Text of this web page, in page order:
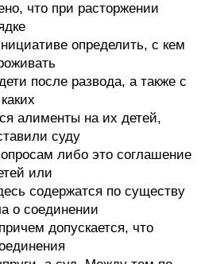
что при расторжении
определить, с кем
после развода, а также с
алименты на их детей,
суду
либо это соглашение
или
содержатся по существу
о соединении
допускается, что